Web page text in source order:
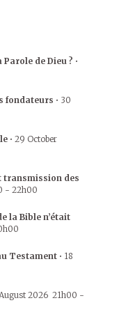
Parole de Dieu ? •
fondateurs • 30
• 29 October
transmission des
- 22h00
la Bible n’était
Testament • 18
2026 21h00 -